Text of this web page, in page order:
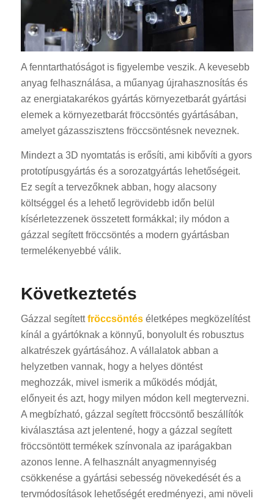
A fenntarthatóságot is figyelembe veszik. A kevesebb
anyag felhasználása, a műanyag újrahasznosítás és
az energiatakarékos gyártás környezetbarát gyártási
elemek a környezetbarát fröccsöntés gyártásában,
amelyet gázasszisztens fröccsöntésnek neveznek.
Mindezt a 3D nyomtatás is erősíti, ami kibővíti a gyors
prototípusgyártás és a sorozatgyártás lehetőségeit.
Ez segít a tervezőknek abban, hogy alacsony
költséggel és a lehető legrövidebb időn belül
kísérletezzenek összetett formákkal; ily módon a
gázzal segített fröccsöntés a modern gyártásban
termelékenyebbé válik.
Következtetés
Gázzal segítettfröccsöntéséletképes megközelítést
kínál a gyártóknak a könnyű, bonyolult és robusztus
alkatrészek gyártásához. A vállalatok abban a
helyzetben vannak, hogy a helyes döntést
meghozzák, mivel ismerik a működés módját,
előnyeit és azt, hogy milyen módon kell megtervezni.
A megbízható, gázzal segített fröccsöntő beszállítók
kiválasztása azt jelentené, hogy a gázzal segített
fröccsöntött termékek színvonala az iparágakban
azonos lenne. A felhasznált anyagmennyiség
csökkenése a gyártási sebesség növekedését és a
tervmódosítások lehetőségét eredményezi, ami növeli